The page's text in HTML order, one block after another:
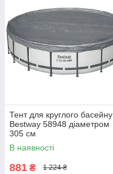
Тент для круглого басейну
Bestway 58948 діаметром
305 см
В наявності
881 ₴ 1 224 ₴